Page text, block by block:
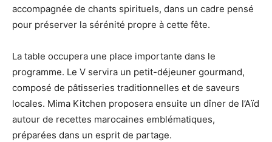
accompagnée de chants spirituels, dans un cadre pensé
pour préserver la sérénité propre à cette fête.
La table occupera une place importante dans le
programme. Le V servira un petit-déjeuner gourmand,
composé de pâtisseries traditionnelles et de saveurs
locales. Mima Kitchen proposera ensuite un dîner de l’Aïd
autour de recettes marocaines emblématiques,
préparées dans un esprit de partage.